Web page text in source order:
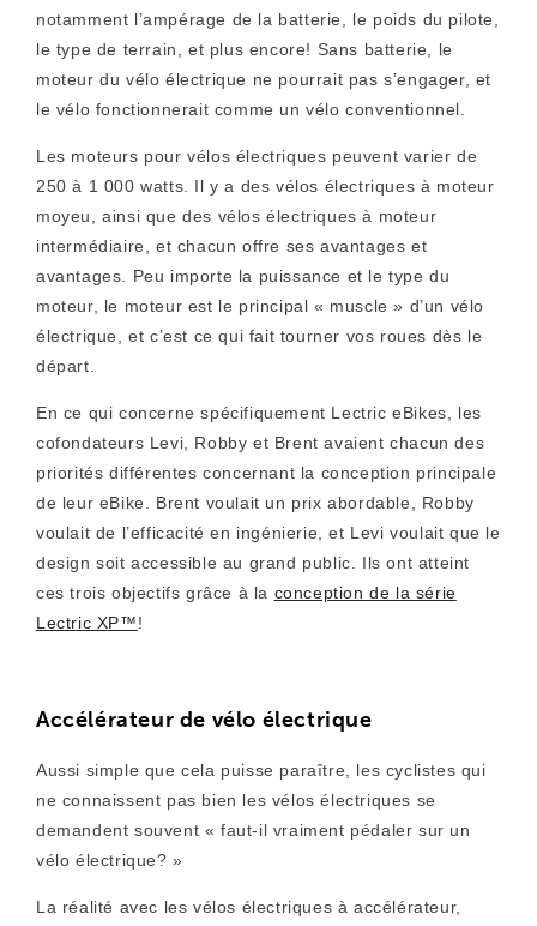
notamment l’ampérage de la batterie, le poids du pilote,
le type de terrain, et plus encore! Sans batterie, le
moteur du vélo électrique ne pourrait pas s’engager, et
le vélo fonctionnerait comme un vélo conventionnel.
Les moteurs pour vélos électriques peuvent varier de
250 à 1 000 watts. Il y a des vélos électriques à moteur
moyeu, ainsi que des vélos électriques à moteur
intermédiaire, et chacun offre ses avantages et
avantages. Peu importe la puissance et le type du
moteur, le moteur est le principal « muscle » d’un vélo
électrique, et c’est ce qui fait tourner vos roues dès le
départ.
En ce qui concerne spécifiquement Lectric eBikes, les
cofondateurs Levi, Robby et Brent avaient chacun des
priorités différentes concernant la conception principale
de leur eBike. Brent voulait un prix abordable, Robby
voulait de l’efficacité en ingénierie, et Levi voulait que le
design soit accessible au grand public. Ils ont atteint
ces trois objectifs grâce à la conception de la série
Lectric XP™!
Accélérateur de vélo électrique
Aussi simple que cela puisse paraître, les cyclistes qui
ne connaissent pas bien les vélos électriques se
demandent souvent « faut-il vraiment pédaler sur un
vélo électrique? »
La réalité avec les vélos électriques à accélérateur,